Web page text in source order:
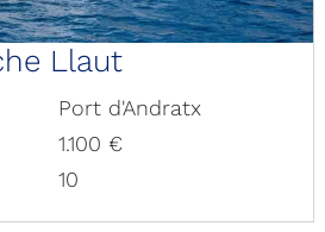
Llaut
Port d'Andratx
1.100 €
10